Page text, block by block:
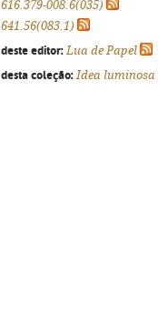
616.379-008.6(035)
641.56(083.1)
deste editor: Lua de Papel
desta coleção: Idea luminosa